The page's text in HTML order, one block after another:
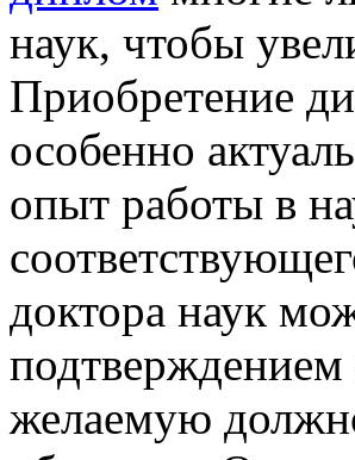
наук, чтобы
Приобретение
особенно
опыт работы в
доктора наук
желаемую